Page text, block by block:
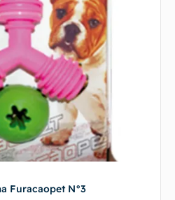
Furacaopet N°3